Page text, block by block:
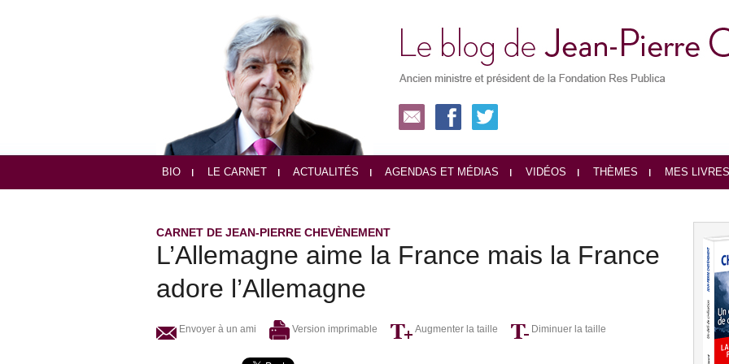
BIO LE CARNET ACTUALITÉS AGENDAS ET MÉDIAS VIDÉOS THÈMES MES LIVRES
CARNET DE JEAN-PIERRE CHEVÈNEMENT
L’Allemagne aime la France mais la France
adore l’Allemagne
Envoyer à un ami Version imprimable Augmenter la taille Diminuer la taille